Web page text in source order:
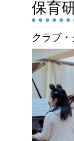
保育
クラブ